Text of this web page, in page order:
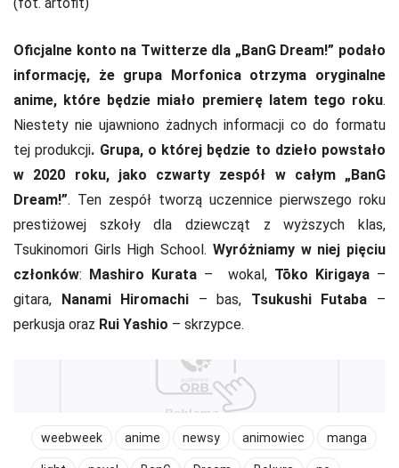
Oficjalne konto na Twitterze dla „BanG Dream!” podało
informację, że grupa Morfonica otrzyma oryginalne
anime, które będzie miało premierę latem tego roku.
Niestety nie ujawniono żadnych informacji co do formatu
tej produkcji. Grupa, o której będzie to dzieło powstało
w 2020 roku, jako czwarty zespół w całym „BanG
Dream!”. Ten zespół tworzą uczennice pierwszego roku
prestiżowej szkoły dla dziewcząt z wyższych klas,
Tsukinomori Girls High School. Wyróżniamy w niej pięciu
członków: Mashiro Kurata – wokal, Tōko Kirigaya–
gitara,
Nanami Hiromachi – bas, Tsukushi Futaba –
perkusja oraz Rui Yashio – skrzypce.
weebweek anime newsy animowiec manga